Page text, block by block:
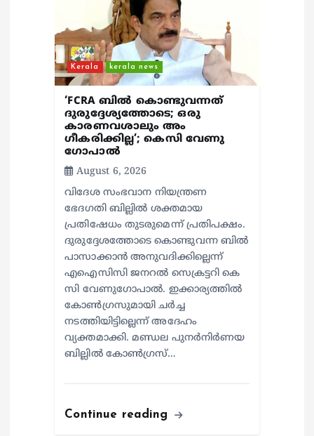
Kerala kerala news
‘FCRA ബിൽ കൊണ്ടുവന്നത്
ദുരുദ്ദേശ്യത്തോടെ; ഒരു
കാരണവശാലും അം​
ഗീകരിക്കില്ല’; കെസി വേണു​
ഗോപാൽ
August 6, 2026
വിദേശ സംഭവാന നിയന്ത്രണ
ഭേദഗതി ബില്ലിൽ ശക്തമായ
പ്രതിഷേധം തുടരുമെന്ന് പ്രതിപക്ഷം.
ദുരുദ്ദേശത്തോടെ കൊണ്ടുവന്ന ബിൽ
പാസാക്കാൻ അനുവദിക്കില്ലെന്ന്
എഐസിസി ജനറൽ സെക്രട്ടറി കെ
സി വേണുഗോപാൽ. ഇക്കാര്യത്തിൽ
കോൺഗ്രസുമായി ചർച്ച
നടത്തിയിട്ടില്ലെന്ന് അദേഹം
വ്യക്തമാക്കി. മണ്ഡല പുനർനിർണയ
ബില്ലിൽ കോൺഗ്രസ്…
Continue reading